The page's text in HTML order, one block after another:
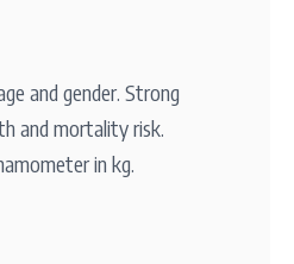
and gender. Strong
and mortality risk.
in kg.